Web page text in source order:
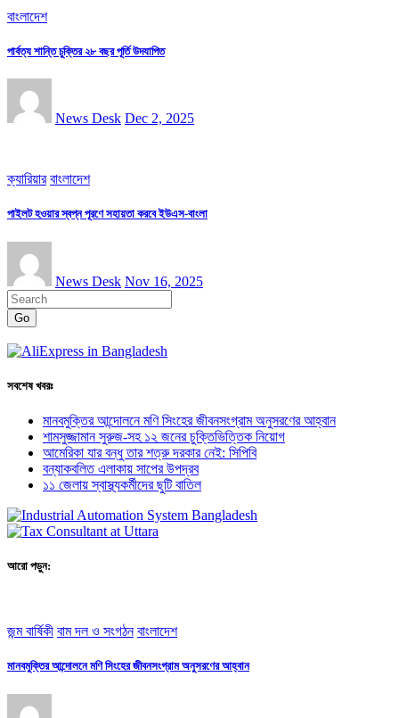
বাংলাদেশ
পার্বত্য শান্তি চুক্তির ২৮ বছর পূর্তি উদযাপিত
News Desk Dec 2, 2025
ক্যারিয়ার বাংলাদেশ
পাইলট হওয়ার স্বপ্ন পূরণে সহায়তা করবে ইউএস-বাংলা
News Desk Nov 16, 2025
Go
সবশেষ খবরঃ
মানবমুক্তির আন্দোলনে মণি সিংহের জীবনসংগ্রাম অনুসরণের আহ্বান
শামসুজ্জামান সুরুজ-সহ ১২ জনের চুক্তিভিত্তিক নিয়োগ
আমেরিকা যার বন্ধু তার শত্রু দরকার নেই: সিপিবি
বন্যাকবলিত এলাকায় সাপের উপদ্রব
১১ জেলায় স্বাস্থ্যকর্মীদের ছুটি বাতিল
আরো পড়ুন:
জন্ম বার্ষিকী বাম দল ও সংগঠন বাংলাদেশ
মানবমুক্তির আন্দোলনে মণি সিংহের জীবনসংগ্রাম অনুসরণের আহ্বান